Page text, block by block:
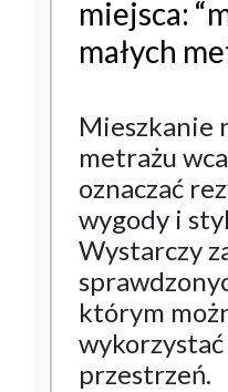
miejsca:
małych
Mieszkanie
metrażu
oznaczać
wygody i
Wystarczy
którym
przestrzeń.